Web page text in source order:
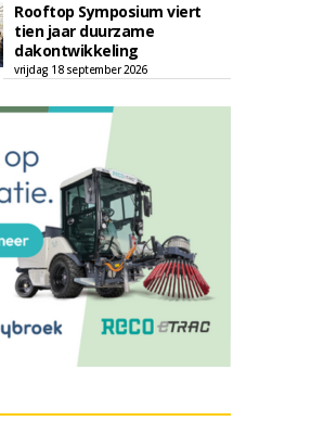
Rooftop Symposium viert
tien jaar duurzame
dakontwikkeling
vrijdag 18 september 2026